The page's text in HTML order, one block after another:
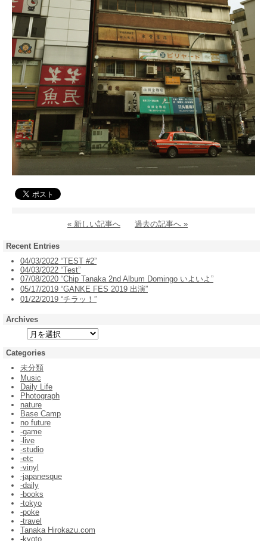
« 新しい記事へ 過去の記事へ »
Recent Entries
04/03/2022 “TEST #2”
04/03/2022 “Test”
07/08/2020 “Chip Tanaka 2nd Album Domingo いよいよ”
05/17/2019 “GANKE FES 2019 出演”
01/22/2019 “チラッ！”
Archives
Categories
未分類
Music
Daily Life
Photograph
nature
Base Camp
no future
-game
-live
-studio
-etc
-vinyl
-japanesque
-daily
-books
-tokyo
-poke
-travel
Tanaka Hirokazu.com
-kyoto